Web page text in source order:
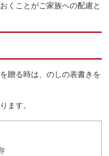
くことがご家族への配慮と
贈る時は、のしの表書きを
ます。